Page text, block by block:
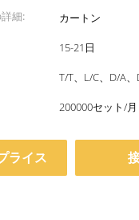
細:
カートン
15-21日
T/T、L/C、D/A
200000セット/月
ライス